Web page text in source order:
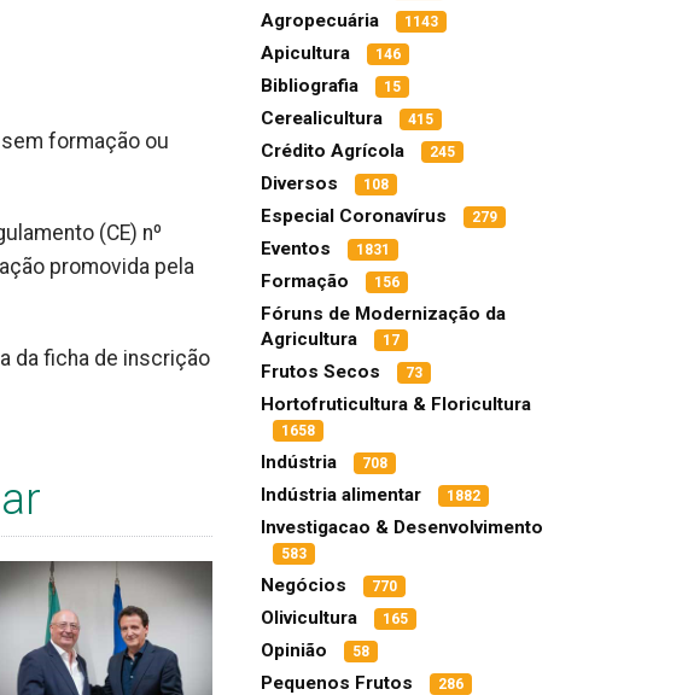
formação ou
(CE) nº
promovida pela
da ficha de inscrição
Agropecuária 1143
Apicultura 146
Bibliografia 15
Cerealicultura 415
Crédito Agrícola 245
Diversos 108
Especial Coronavírus 279
Eventos 1831
Formação 156
Fóruns de Modernização da
Agricultura
17
Frutos Secos 73
Hortofruticultura & Floricultura
1658
Indústria 708
Indústria alimentar 1882
Investigacao & Desenvolvimento
583
Negócios 770
Olivicultura 165
Opinião 58
Pequenos Frutos 286